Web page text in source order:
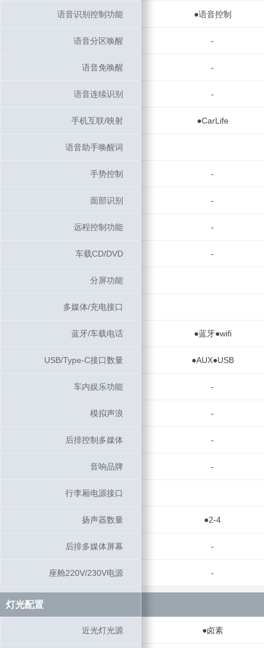
语音识别控制功能 ●语音控制
语音分区唤醒 -
语音免唤醒 -
语音连续识别 -
手机互联/映射 ●CarLife
语音助手唤醒词
手势控制 -
面部识别 -
远程控制功能 -
车载CD/DVD -
分屏功能
多媒体/充电接口
蓝牙/车载电话 ●蓝牙●wifi
USB/Type-C接口数量 ●AUX●USB
车内娱乐功能 -
模拟声浪 -
后排控制多媒体 -
音响品牌 -
行李厢电源接口
扬声器数量 ●2-4
后排多媒体屏幕 -
座舱220V/230V电源 -
灯光配置
近光灯光源 ●卤素
语音识别控制功能
语音分区唤醒
语音免唤醒
语音连续识别
手机互联/映射
语音助手唤醒词
手势控制
面部识别
远程控制功能
车载CD/DVD
分屏功能
多媒体/充电接口
蓝牙/车载电话
USB/Type-C接口数量
车内娱乐功能
模拟声浪
后排控制多媒体
音响品牌
行李厢电源接口
扬声器数量
后排多媒体屏幕
座舱220V/230V电源
灯光配置
近光灯光源